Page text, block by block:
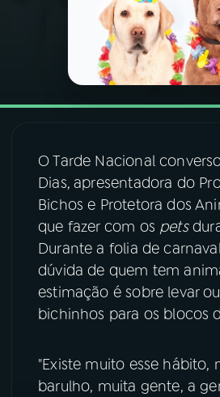
PROGRAMAÇÃO
PROGRAMAS
06VIDEOCASTS
07ÚLTIMAS
08 FESTIVAL DE MÚSICA
YouTube
O Tarde Nacional
Dias, apresentadora do
Bichos e Protetora dos
que fazer com os pets
Durante a folia de
dúvida de quem tem
estimação é sobre levar
bichinhos para os blocos
"Existe muito esse hábito,
barulho, muita gente, a